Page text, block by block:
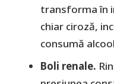
transforma în
chiar ciroză,
consumă
Boli renale.